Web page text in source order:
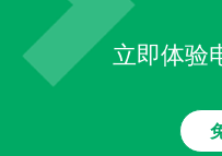
立即体验